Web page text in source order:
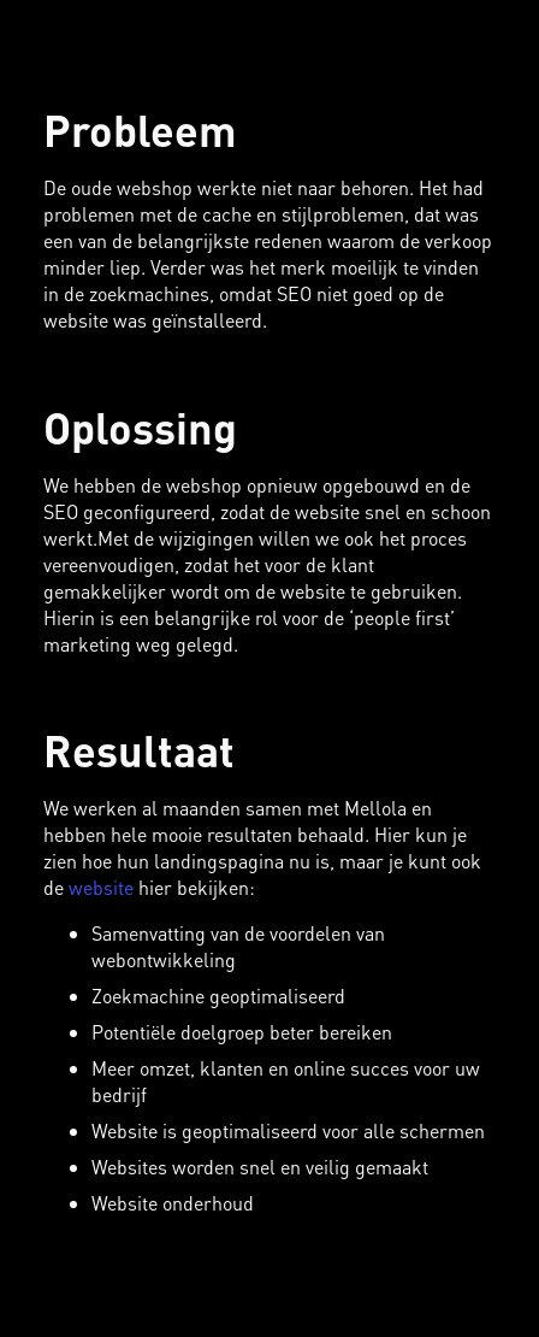
Probleem
De oude webshop werkte niet naar behoren. Het had
problemen met de cache en stijlproblemen, dat was
een van de belangrijkste redenen waarom de verkoop
minder liep. Verder was het merk moeilijk te vinden
in de zoekmachines, omdat SEO niet goed op de
website was geïnstalleerd.
Oplossing
We hebben de webshop opnieuw opgebouwd en de
SEO geconfigureerd, zodat de website snel en schoon
werkt.Met de wijzigingen willen we ook het proces
vereenvoudigen, zodat het voor de klant
gemakkelijker wordt om de website te gebruiken.
Hierin is een belangrijke rol voor de ‘people first’
marketing weg gelegd.
Resultaat
We werken al maanden samen met Mellola en
hebben hele mooie resultaten behaald. Hier kun je
zien hoe hun landingspagina nu is, maar je kunt ook
dewebsite hier bekijken:
Samenvatting van de voordelen van
webontwikkeling
Zoekmachine geoptimaliseerd
Potentiële doelgroep beter bereiken
Meer omzet, klanten en online succes voor uw
bedrijf
Website is geoptimaliseerd voor alle schermen
Websites worden snel en veilig gemaakt
Website onderhoud